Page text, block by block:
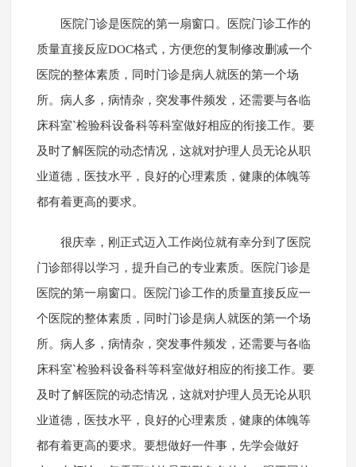
医院门诊是医院的第一扇窗口。医院门诊工作的
质量直接反应DOC格式，方便您的复制修改删减一个
医院的整体素质，同时门诊是病人就医的第一个场
所。病人多，病情杂，突发事件频发，还需要与各临
床科室`检验科设备科等科室做好相应的衔接工作。要
及时了解医院的动态情况，这就对护理人员无论从职
业道德，医技水平，良好的心理素质，健康的体魄等
都有着更高的要求。
很庆幸，刚正式迈入工作岗位就有幸分到了医院
门诊部得以学习，提升自己的专业素质。医院门诊是
医院的第一扇窗口。医院门诊工作的质量直接反应一
个医院的整体素质，同时门诊是病人就医的第一个场
所。病人多，病情杂，突发事件频发，还需要与各临
床科室`检验科设备科等科室做好相应的衔接工作。要
及时了解医院的动态情况，这就对护理人员无论从职
业道德，医技水平，良好的心理素质，健康的体魄等
都有着更高的要求。要想做好一件事，先学会做好